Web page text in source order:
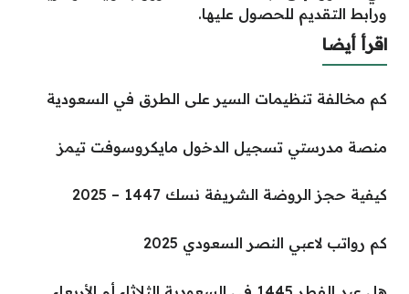
ورابط التقديم للحصول عليها.
اقرأ أيضا
كم مخالفة تنظيمات السير على الطرق في السعودية
منصة مدرستي تسجيل الدخول مايكروسوفت تيمز
كيفية حجز الروضة الشريفة نسك 1447 – 2025
كم رواتب لاعبي النصر السعودي 2025